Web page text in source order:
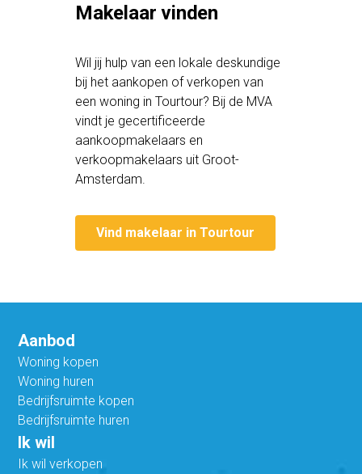
Makelaar vinden
Wil jij hulp van een lokale deskundige
bij het aankopen of verkopen van
een woning in Tourtour? Bij de MVA
vindt je gecertificeerde
aankoopmakelaars en
verkoopmakelaars uit Groot-
Amsterdam.
Vind makelaar in Tourtour
Aanbod
Woning kopen
Woning huren
Bedrijfsruimte kopen
Bedrijfsruimte huren
Ik wil
Ik wil verkopen